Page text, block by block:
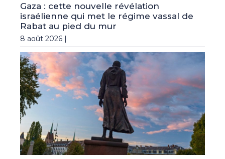
Gaza : cette nouvelle révélation
israélienne qui met le régime vassal de
Rabat au pied du mur
8 août 2026 |